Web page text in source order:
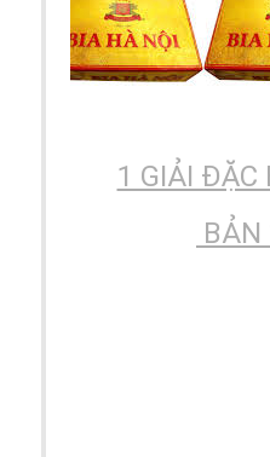
1 GIẢI ĐẶC
BẢN